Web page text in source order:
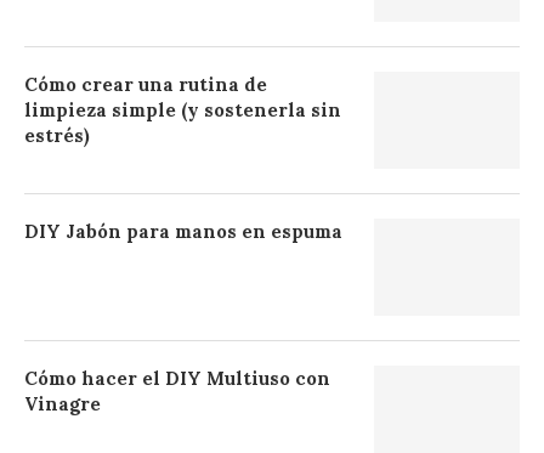
Cómo crear una rutina de
limpieza simple (y sostenerla sin
estrés)
DIY Jabón para manos en espuma
Cómo hacer el DIY Multiuso con
Vinagre